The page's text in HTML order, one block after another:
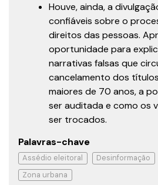
Houve, ainda, a
confiáveis sobre o
direitos das pessoas.
oportunidade para
narrativas falsas que
cancelamento dos
maiores de 70 anos, a
ser auditada e como os
ser trocados.
Palavras-chave
Assédio eleitoral Desinformação
Zona urbana